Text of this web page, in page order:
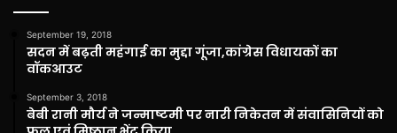
September 19, 2018
सदन में बढ़ती महंगाई का मुद्दा गूंजा,कांग्रेस विधायकों का
वॉकआउट
September 3, 2018
बेबी रानी मौर्य ने जन्माष्टमी पर नारी निकेतन में संवासिनियों को